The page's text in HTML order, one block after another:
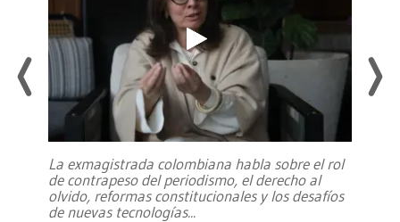
La exmagistrada colombiana habla sobre el rol
de contrapeso del periodismo, el derecho al
olvido, reformas constitucionales y los desafíos
de nuevas tecnologías...